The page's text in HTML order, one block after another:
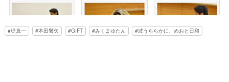
堤真一 本田響矢 GIFT みくまゆたん 波うららかに、めおと日和